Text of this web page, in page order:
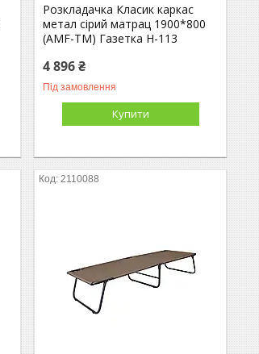
Розкладачка Класик каркас
метал сірий матрац 1900*800
(AMF-ТМ) Газетка Н-113
4 896 ₴
Під замовлення
Купити
2110088